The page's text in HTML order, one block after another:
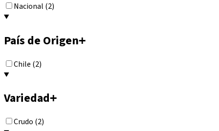
Nacional (2)
País de Origen+
Chile (2)
Variedad+
Crudo (2)